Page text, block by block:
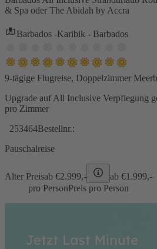
& Spa oder The Abidah by Accra
Barbados -Karibik - Barbados
9-tägige Flugreise, Doppelzimmer
Upgrade auf All Inclusive Verpflegung
pro Zimmer
253464Bestellnr.:
Pauschalreise
Alter Preisab €2.999,- ab €1.999,-
pro PersonPreis pro Person